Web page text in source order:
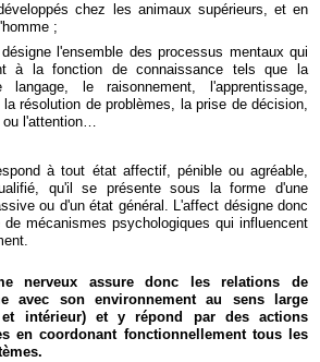
chez les animaux supérieurs, et en
;
l'ensemble des processus mentaux qui
à la fonction de connaissance tels que la
langage, le raisonnement, l'apprentissage,
la résolution de problèmes, la prise de décision,
ou l'attention…
à tout état affectif, pénible ou agréable,
qu'il se présente sous la forme d'une
ou d'un état général. L'affect désigne donc
de mécanismes psychologiques qui influencent
nerveux assure donc les relations de
avec son environnement au sens large
et intérieur) et y répond par des actions
en coordonant fonctionnellement tous les